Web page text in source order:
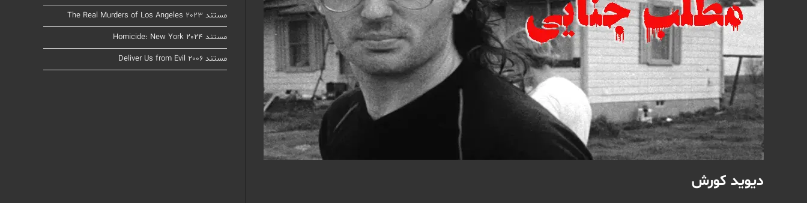
دیوید کورش
مستند The Real Murders of Los Angeles 2023
مستند Homicide: New York 2024
مستند Deliver Us from Evil 2006